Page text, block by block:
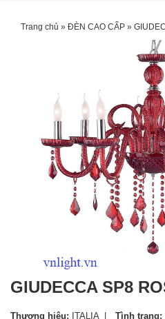
Trang chủ » ĐÈN CAO CẤP »
GIUDECCA SP8
Thương hiệu: ITALIA Tình trạng: